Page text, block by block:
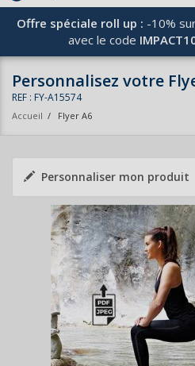
Offre spéciale roll up : -10%
avec le code
Personnalisez votre
REF : FY-A15574
Accueil / Flyer A6
Personnaliser mon produit